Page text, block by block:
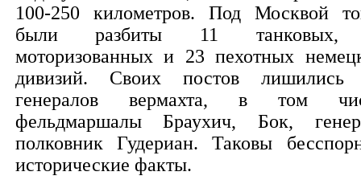
100-250 километров. Под Москвой
были разбиты 11
моторизованных и 23 пехотных
дивизий. Своих постов лишились
генералов вермахта, в том
фельдмаршалы Браухич, Бок,
полковник Гудериан. Таковы
исторические факты.